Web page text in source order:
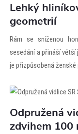
Lehký
geometrií
Rám se sníženou
sesedání a přináší
je přizpůsobená
Odpružená
zdvihem 100